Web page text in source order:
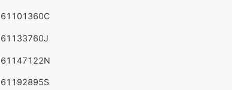
61101360C
61133760J
61147122N
61192895S